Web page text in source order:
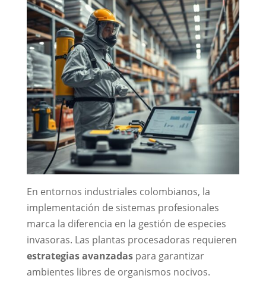
En entornos industriales colombianos, la
implementación de sistemas profesionales
marca la diferencia en la gestión de especies
invasoras. Las plantas procesadoras requieren
estrategias avanzadaspara garantizar
ambientes libres de organismos nocivos.